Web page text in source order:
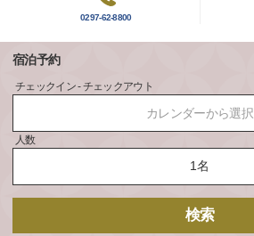
0297-62-8800
宿泊予約
チェックイン - チェックアウト
カレンダーから選択
人数
検索